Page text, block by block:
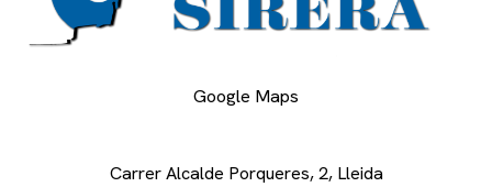
Google Maps
Carrer Alcalde Porqueres, 2, Lleida